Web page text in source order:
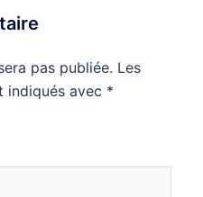
pas publiée. Les
indiqués avec *